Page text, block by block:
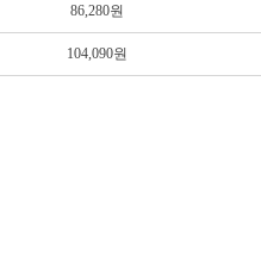
86,280원
104,090원